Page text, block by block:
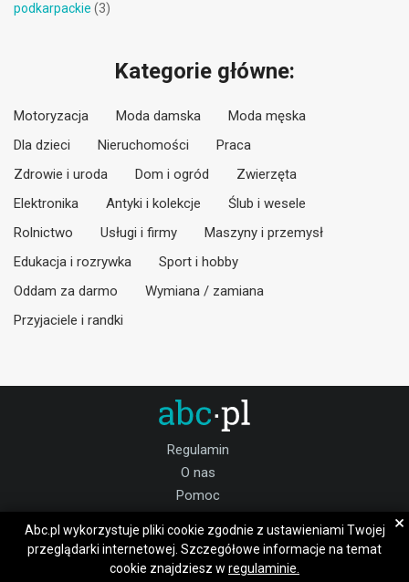
podkarpackie (3)
Kategorie główne:
Motoryzacja Moda damska
Moda męska
Dla dzieci
Nieruchomości
Praca
Zdrowie i uroda
Dom i ogród
Zwierzęta
Elektronika
Antyki i kolekcje
Ślub i wesele
Rolnictwo
Usługi i firmy
Maszyny i przemysł
Edukacja i rozrywka
Sport i hobby
Oddam za darmo
Wymiana / zamiana
Przyjaciele i randki
Regulamin
O nas
Pomoc
Praca
Dołącz do nas:
Abc.pl wykorzystuje pliki cookie zgodnie z ustawieniami Twojej
przeglądarki internetowej. Szczegółowe informacje na temat
cookie znajdziesz w regulaminie.
×